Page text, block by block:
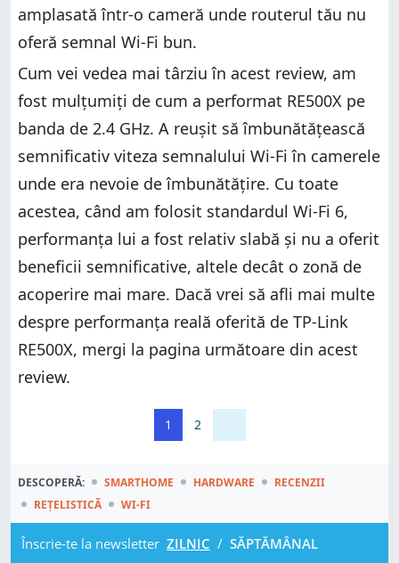
amplasată într-o cameră unde routerul tău nu
oferă semnal Wi-Fi bun.
Cum vei vedea mai târziu în acest review, am
fost mulțumiți de cum a performat RE500X pe
banda de 2.4 GHz. A reușit să îmbunătățească
semnificativ viteza semnalului Wi-Fi în camerele
unde era nevoie de îmbunătățire. Cu toate
acestea, când am folosit standardul Wi-Fi 6,
performanța lui a fost relativ slabă și nu a oferit
beneficii semnificative, altele decât o zonă de
acoperire mai mare. Dacă vrei să afli mai multe
despre performanța reală oferită de TP-Link
RE500X, mergi la pagina următoare din acest
review.
1 2
DESCOPERĂ: SMARTHOME HARDWARE
RECENZII
REȚELISTICĂ
WI-FI
Înscrie-te la newsletter ZILNIC / SĂPTĂMÂNAL